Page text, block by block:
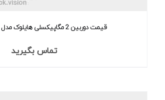
قیمت دوربین 2 مگاپیکسلی هایلوک مدل IPC‐B620H‐Z
تماس بگیرید